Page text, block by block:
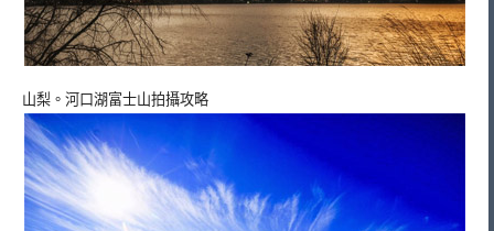
山梨。河口湖富士山拍攝攻略